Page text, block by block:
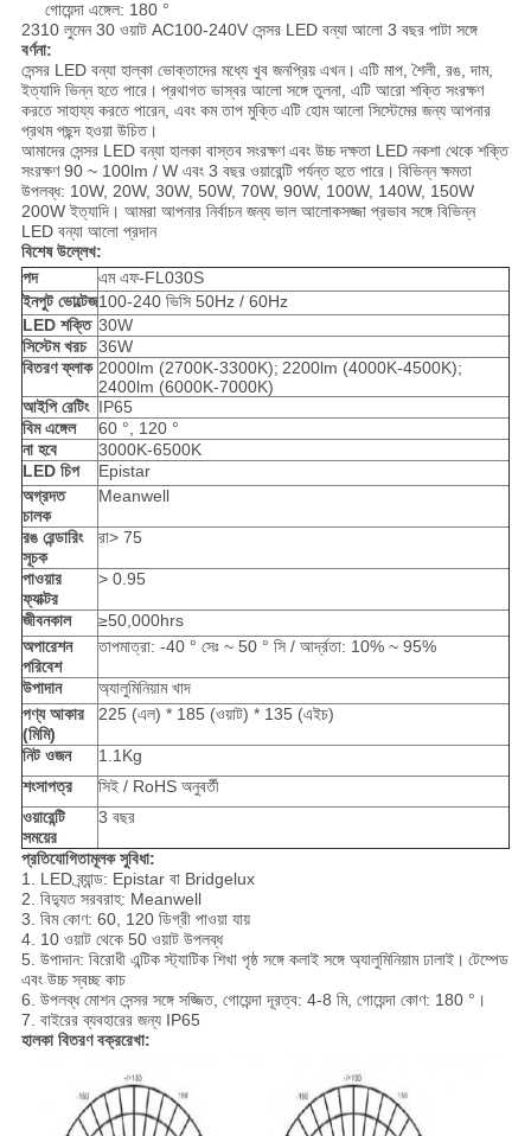
গোয়েন্দা এঙ্গেল: 180 °
2310 লুমেন 30 ওয়াট AC100-240V সেন্সর LED বন্যা আলো 3 বছর পাটা সঙ্গে
বর্ণনা:
সেন্সর LED বন্যা হাল্কা ভোক্তাদের মধ্যে খুব জনপ্রিয় এখন। এটি মাপ, শৈলী, রঙ, দাম,
ইত্যাদি ভিন্ন হতে পারে। প্রথাগত ভাস্বর আলো সঙ্গে তুলনা, এটি আরো শক্তি সংরক্ষণ
করতে সাহায্য করতে পারেন, এবং কম তাপ মুক্তিএটি হোম আলো সিস্টেমের জন্য আপনার
প্রথম পছন্দ হওয়া উচিত।
আমাদের সেন্সর LED বন্যা হালকা বাস্তব সংরক্ষণ এবং উচ্চ দক্ষতা LED নকশা থেকে শক্তি
সংরক্ষণ 90 ~ 100lm / W এবং 3 বছর ওয়ারেন্টি পর্যন্ত হতে পারে। বিভিন্ন ক্ষমতা
উপলব্ধ: 10W, 20W, 30W, 50W, 70W, 90W, 100W, 140W, 150W
200W ইত্যাদি। আমরা আপনার নির্বাচন জন্য ভাল আলোকসজ্জা প্রভাব সঙ্গে বিভিন্ন
LED বন্যা আলো প্রদান
বিশেষ উল্লেখ:
পদ
এম এফ-FL030S
ইনপুট ভোল্টেজ100-240 ভিসি 50Hz / 60Hz
LED শক্তি 30W
সিস্টেম খরচ
36W
বিতরণ ফ্লাক 2000lm (2700K-3300K); 2200lm (4000K-4500K);
2400lm (6000K-7000K)
আইপি রেটিং IP65
বিম এঙ্গেল
60 °, 120 °
না হবে
3000K-6500K
LED চিপ
Epistar
অগ্রদত
চালক
Meanwell
রঙ রেন্ডারিং
সূচক
রা> 75
পাওয়ার
ফ্যাক্টর
> 0.95
জীবনকাল
≥50,000hrs
অপারেশন
পরিবেশ
তাপমাত্রা: -40 ° সেঃ ~ 50 ° সি / আর্দ্রতা: 10% ~ 95%
উপাদান
অ্যালুমিনিয়াম খাদ
পণ্য আকার
(মিমি)
225 (এল) * 185 (ওয়াট) * 135 (এইচ)
নিট ওজন
1.1Kg
শংসাপত্র
সিই / RoHS অনুবর্তী
ওয়ারেন্টি
সময়ের
3 বছর
প্রতিযোগিতামূলক সুবিধা:
1. LED ব্র্যান্ড: Epistar বা Bridgelux
2. বিদ্যুত সরবরাহ: Meanwell
3. বিম কোণ: 60, 120 ডিগ্রী পাওয়া যায়
4. 10 ওয়াট থেকে 50 ওয়াট উপলব্ধ
5. উপাদান: বিরোধী এন্টিক স্ট্যাটিক শিখা পৃষ্ঠ সঙ্গে কলাই সঙ্গে অ্যালুমিনিয়াম ঢালাই। টেম্পেড
এবং উচ্চ স্বচ্ছ কাচ
6. উপলব্ধ মোশন সেন্সর সঙ্গে সজ্জিত, গোয়েন্দা দূরত্ব: 4-8 মি, গোয়েন্দা কোণ: 180 °।
7. বাইরের ব্যবহারের জন্য IP65
হালকা বিতরণ বক্ররেখা: